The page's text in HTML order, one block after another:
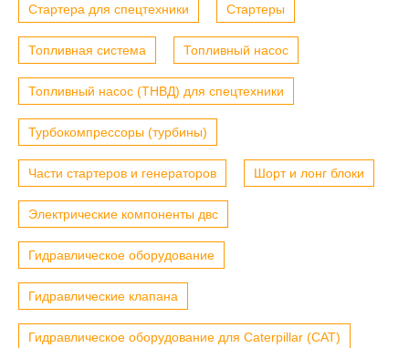
Стартера для спецтехники Стартеры
Топливная система Топливный насос
Топливный насос (ТНВД) для спецтехники
Турбокомпрессоры (турбины)
Части стартеров и генераторов Шорт и лонг блоки
Электрические компоненты двс
Гидравлическое оборудование
Гидравлические клапана
Гидравлическое оборудование для Caterpillar (CAT)